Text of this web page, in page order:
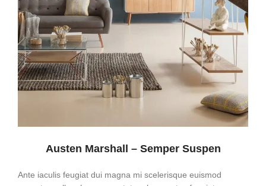
Austen Marshall – Semper Suspen
Ante iaculis feugiat dui magna mi scelerisque euismod